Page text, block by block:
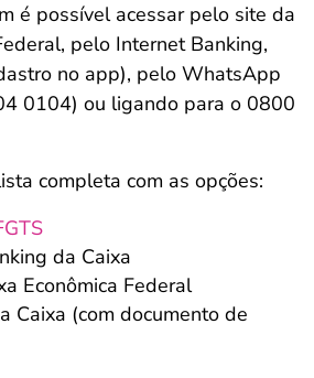
é possível acessar pelo site da
pelo Internet Banking,
no app), pelo WhatsApp
0104) ou ligando para o 0800
completa com as opções:
da Caixa
Econômica Federal
Caixa (com documento de